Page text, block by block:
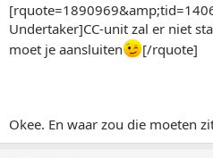
Undertaker]CC-unit zal er niet
moet je aansluiten
[/rquote]
Okee. En waar zou die moeten